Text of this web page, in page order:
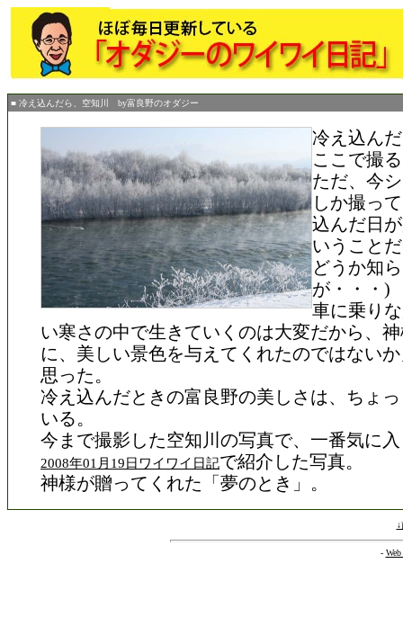
■ 冷え込んだら、空知川 by富良野のオダジー
冷え込ん
ここで撮
ただ、今
しか撮っ
込んだ日
いうこと
どうか知
が・・・)
車に乗り
い寒さの中で生きていくのは大変だから、
に、美しい景色を与えてくれたのではない
思った。
冷え込んだときの富良野の美しさは、ちょ
いる。
今まで撮影した空知川の写真で、一番気に
2008年01月19日ワイワイ日記で紹介した写真。
神様が贈ってくれた「夢のとき」。
-